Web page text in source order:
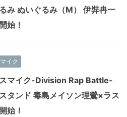
み ぬいぐるみ（M） 伊弉冉一
始！
イク
マイク-Division Rap Battle-
タンド 毒島メイソン理鶯×ラス
始！